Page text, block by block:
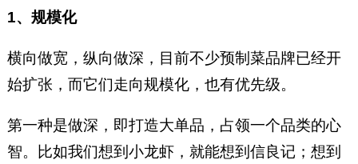
1、规模化
横向做宽，纵向做深，目前不少预制菜品牌已经开
始扩张，而它们走向规模化，也有优先级。
第一种是做深，即打造大单品，占领一个品类的心
智。比如我们想到小龙虾，就能想到信良记；想到